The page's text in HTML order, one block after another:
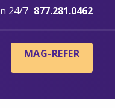
24/7 877.281.0462
MAG-REFER